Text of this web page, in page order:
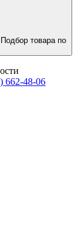
662-48-06